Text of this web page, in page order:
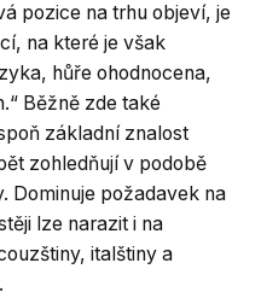
pozice na trhu objeví, je
na které je však
hůře ohodnocena,
Běžně zde také
základní znalost
zohledňují v podobě
Dominuje požadavek na
lze narazit i na
italštiny a